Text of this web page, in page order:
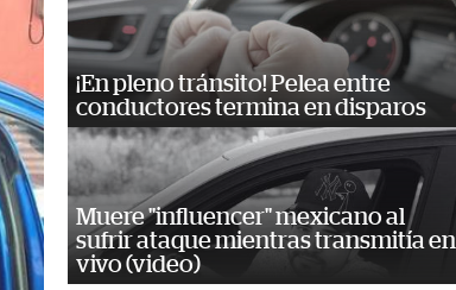
¡En pleno tránsito! Pelea entre
conductores termina en disparos
Muere "influencer" mexicano al
sufrir ataque mientras transmitía en
vivo (video)